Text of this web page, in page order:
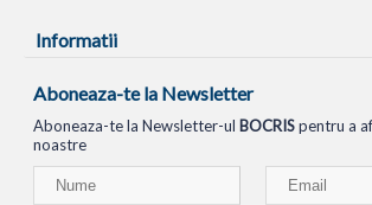
Informatii
Aboneaza-te la Newsletter
Aboneaza-te la Newsletter-ul BOCRISpentru a
noastre